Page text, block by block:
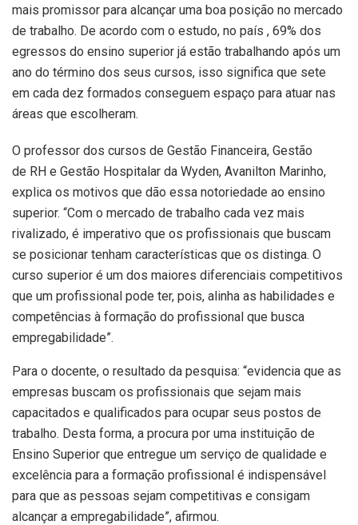
mais promissor para alcançar uma boa posição no mercado
de trabalho. De acordo com o estudo, no país , 69% dos
egressos do ensino superior já estão trabalhando após um
ano do término dos seus cursos, isso significa que sete
em cada dez formados conseguem espaço para atuar nas
áreas que escolheram.
O professor dos cursos de Gestão Financeira, Gestão
de RH e Gestão Hospitalar da Wyden, Avanilton Marinho,
explica os motivos que dão essa notoriedade ao ensino
superior. “Com o mercado de trabalho cada vez mais
rivalizado, é imperativo que os profissionais que buscam
se posicionar tenham características que os distinga. O
curso superior é um dos maiores diferenciais competitivos
que um profissional pode ter, pois, alinha as habilidades e
competências à formação do profissional que busca
empregabilidade”.
Para o docente, o resultado da pesquisa: “evidencia que as
empresas buscam os profissionais que sejam mais
capacitados e qualificados para ocupar seus postos de
trabalho. Desta forma, a procura por uma instituição de
Ensino Superior que entregue um serviço de qualidade e
excelência para a formação profissional é indispensável
para que as pessoas sejam competitivas e consigam
alcançar a empregabilidade”, afirmou.